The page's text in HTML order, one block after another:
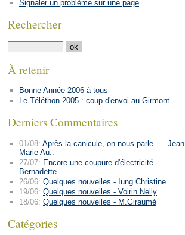
Signaler un problème sur une page
Rechercher
À retenir
Bonne Année 2006 à tous
Le Téléthon 2005 : coup d'envoi au Girmont
Derniers Commentaires
01/08: Après la canicule, on nous parle .. - Jean
Marie Au..
27/07: Encore une coupure d'électricité -
Bernadette
26/06: Quelques nouvelles - Iung Christine
19/06: Quelques nouvelles - Voirin Nelly
18/06: Quelques nouvelles - M.Giraumé
Catégories